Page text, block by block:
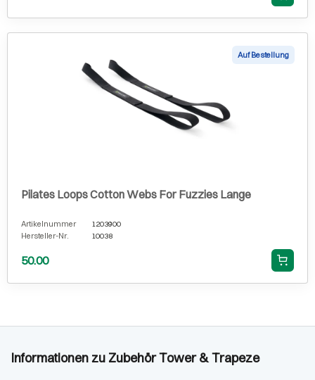
Auf Bestellung
Pilates Loops Cotton Webs For Fuzzies Lange
Artikelnummer
1203900
Hersteller-Nr.
10038
50.00
Informationen zu Zubehör Tower & Trapeze